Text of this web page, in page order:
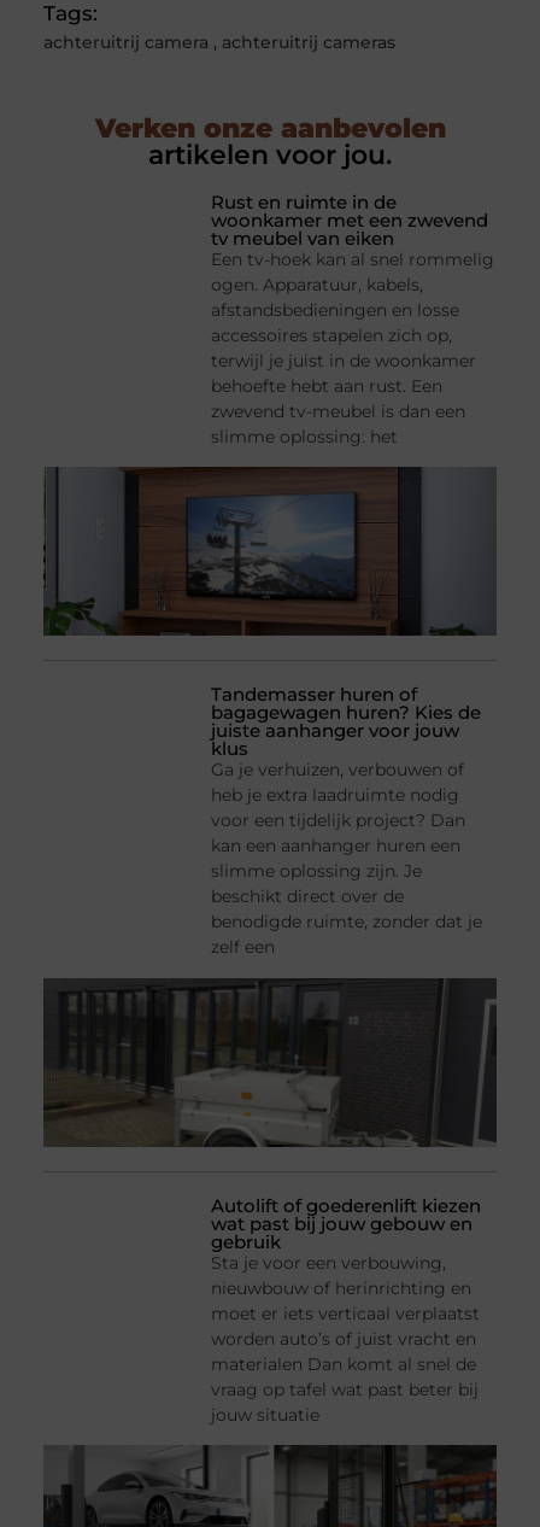
Tags:
achteruitrij camera , achteruitrij cameras
Verken onze aanbevolen
artikelen voor jou.
Rust en ruimte in de
woonkamer met een zwevend
tv meubel van eiken
Een tv-hoek kan al snel rommelig
ogen. Apparatuur, kabels,
afstandsbedieningen en losse
accessoires stapelen zich op,
terwijl je juist in de woonkamer
behoefte hebt aan rust. Een
zwevend tv-meubel is dan een
slimme oplossing: het
Tandemasser huren of
bagagewagen huren? Kies de
juiste aanhanger voor jouw
klus
Ga je verhuizen, verbouwen of
heb je extra laadruimte nodig
voor een tijdelijk project? Dan
kan een aanhanger huren een
slimme oplossing zijn. Je
beschikt direct over de
benodigde ruimte, zonder dat je
zelf een
Autolift of goederenlift kiezen
wat past bij jouw gebouw en
gebruik
Sta je voor een verbouwing,
nieuwbouw of herinrichting en
moet er iets verticaal verplaatst
worden auto’s of juist vracht en
materialen Dan komt al snel de
vraag op tafel wat past beter bij
jouw situatie